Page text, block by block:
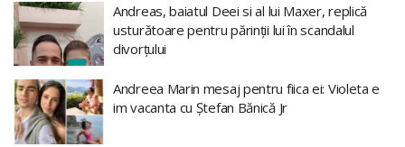
Andreas, baiatul Deei si al lui Maxer, replică
usturătoare pentru părinții lui în scandalul
divorțului
Andreea Marin mesaj pentru fiica ei: Violeta e
im vacanta cu Ștefan Bănică Jr